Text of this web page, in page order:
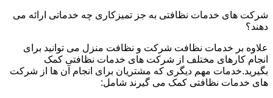
شرکت های خدمات نظافتی به جز تمیزکاری چه خدماتی ارائه می
دهند؟
علاوه بر خدمات نظافت شرکت و نظافت منزل می توانید برای
انجام کارهای مختلف از شرکت های خدمات نظافتی کمک
بگیرید.خدمات مهم دیگری که مشتریان برای انجام آن ها از شرکت
های خدمات نظافتی کمک می گیرند شامل: